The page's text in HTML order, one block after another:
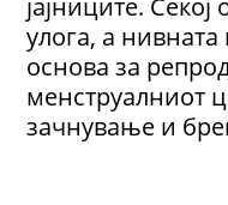
улога, а
основа за
менструалниот
зачнување и